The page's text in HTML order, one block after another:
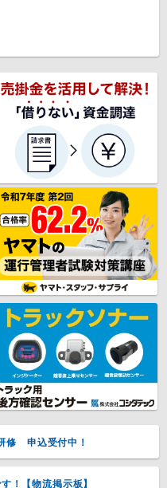
修 申込受付中！
！【物流掲示板】